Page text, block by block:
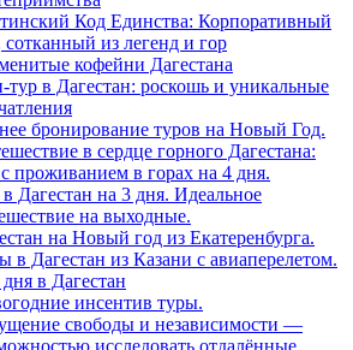
Код Единства: Корпоративный
сотканный из легенд и гор
кофейни Дагестана
тур в Дагестан: роскошь и уникальные
бронирование туров на Новый Год.
в сердце горного Дагестана:
проживанием в горах на 4 дня.
Дагестан на 3 дня. Идеальное
на выходные.
на Новый год из Екатеренбурга.
в Дагестан из Казани с авиаперелетом.
в Дагестан
инсентив туры.
свободы и независимости —
исследовать отдалённые